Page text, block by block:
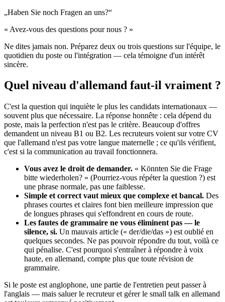
„Haben Sie noch Fragen an uns?“
« Avez-vous des questions pour nous ? »
Ne dites jamais non. Préparez deux ou trois questions sur l'équipe, le
quotidien du poste ou l'intégration — cela témoigne d'un intérêt
sincère.
Quel niveau d'allemand faut-il vraiment ?
C'est la question qui inquiète le plus les candidats internationaux —
souvent plus que nécessaire. La réponse honnête : cela dépend du
poste, mais la perfection n'est pas le critère. Beaucoup d'offres
demandent un niveau B1 ou B2. Les recruteurs voient sur votre CV
que l'allemand n'est pas votre langue maternelle ; ce qu'ils vérifient,
c'est si la communication au travail fonctionnera.
Vous avez le droit de demander. « Könnten Sie die Frage
bitte wiederholen? » (Pourriez-vous répéter la question ?) est
une phrase normale, pas une faiblesse.
Simple et correct vaut mieux que complexe et bancal. Des
phrases courtes et claires font bien meilleure impression que
de longues phrases qui s'effondrent en cours de route.
Les fautes de grammaire ne vous éliminent pas — le
silence, si. Un mauvais article (« der/die/das ») est oublié en
quelques secondes. Ne pas pouvoir répondre du tout, voilà ce
qui pénalise. C'est pourquoi s'entraîner à répondre à voix
haute, en allemand, compte plus que toute révision de
grammaire.
Si le poste est anglophone, une partie de l'entretien peut passer à
l'anglais — mais saluer le recruteur et gérer le small talk en allemand